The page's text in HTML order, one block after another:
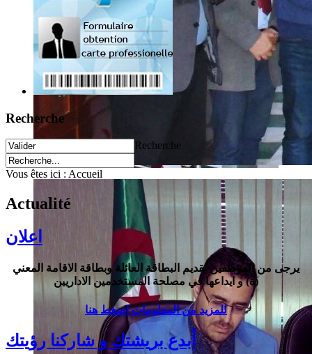
Recherche
Recherche
Vous êtes ici : Accueil
Actualité
اعلان
يرجى من الموظفين تقديم البطاقة العائلة وبطاقة الاقامة المعني
(ة) و ايداعها في مصلحة المستخدمين الاداريين
للمزيد من المعلومات اضغط هنا
أبدع بريشتك و شاركنا رؤيتك